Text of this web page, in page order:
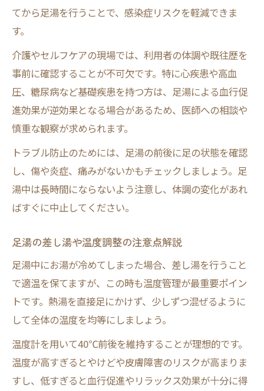
てから足湯を行うことで、感染症リスクを軽減できま
す。
介護やセルフケアの現場では、利用者の体調や既往歴を
事前に確認することが不可欠です。特に心疾患や高血
圧、糖尿病など基礎疾患を持つ方は、足湯による血行促
進効果が逆効果となる場合があるため、医師への相談や
慎重な観察が求められます。
トラブル防止のためには、足湯の前後に足の状態を確認
し、傷や炎症、痛みがないかもチェックしましょう。足
湯中は長時間にならないよう注意し、体調の変化があれ
ばすぐに中止してください。
足湯の差し湯や温度調整の注意点解説
足湯中にお湯が冷めてしまった場合、差し湯を行うこと
で適温を保てますが、この時も温度管理が最重要ポイン
トです。熱湯を直接足にかけず、少しずつ混ぜるように
して全体の温度を均等にしましょう。
温度計を用いて40℃前後を維持することが理想的です。
温度が高すぎるとやけどや皮膚障害のリスクが高まりま
すし、低すぎると血行促進やリラックス効果が十分に得